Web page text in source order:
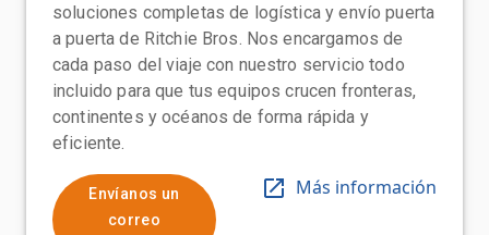
soluciones completas de logística y envío puerta
a puerta de Ritchie Bros. Nos encargamos de
cada paso del viaje con nuestro servicio todo
incluido para que tus equipos crucen fronteras,
continentes y océanos de forma rápida y
eficiente.
Envíanos un
correo
Más información